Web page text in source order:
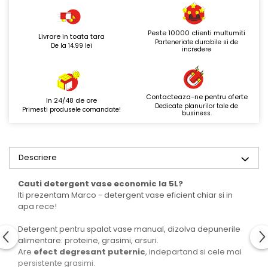
Livrare in toata tara
De la 14.99 lei
Peste 10000 clienti multumiti
Parteneriate durabile si de
incredere
In 24/48 de ore
Primesti produsele comandate!
Contacteaza-ne pentru oferte
Dedicate planurilor tale de
business.
Descriere
Cauti detergent vase economic la 5L?
Iti prezentam Marco - detergent vase eficient chiar si in
apa rece!
Detergent pentru spalat vase manual, dizolva depunerile
alimentare: proteine, grasimi, arsuri.
Are efect degresant puternic, indepartand si cele mai
persistente grasimi.